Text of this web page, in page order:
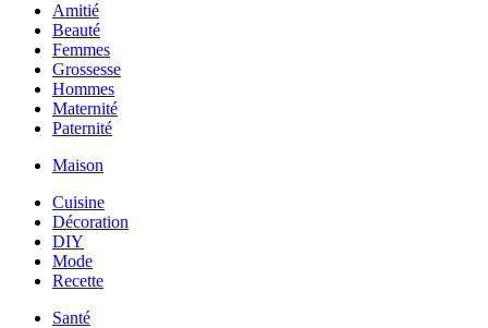
Amitié
Beauté
Femmes
Grossesse
Hommes
Maternité
Paternité
Maison
Cuisine
Décoration
DIY
Mode
Recette
Santé